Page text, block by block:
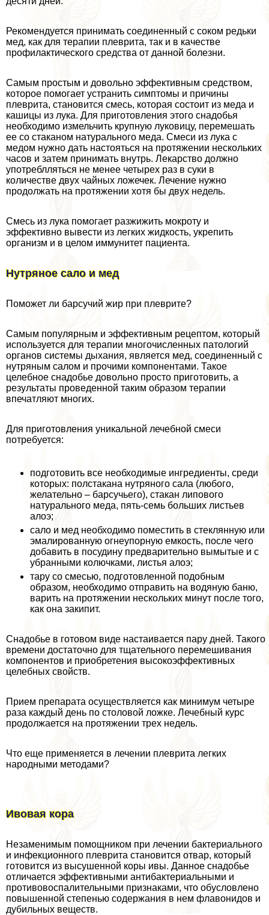
Рекомендуется принимать соединенный с соком редьки
мед, как для терапии плеврита, так и в качестве
профилактического средства от данной болезни.
Самым простым и довольно эффективным средством,
которое помогает устранить симптомы и причины
плеврита, становится смесь, которая состоит из меда и
кашицы из лука. Для приготовления этого снадобья
необходимо измельчить крупную луковицу, перемешать
ее со стаканом натурального меда. Смеси из лука с
медом нужно дать настояться на протяжении нескольких
часов и затем принимать внутрь. Лекарство должно
употрeблляться не менее четырех раз в суки в
количестве двух чайных ложечек. Лечение нужно
продолжать на протяжении хотя бы двух недель.
Смесь из лука помогает разжижить мокроту и
эффективно вывести из легких жидкость, укрепить
организм и в целом иммунитет пациента.
Нутряное сало и мед
Поможет ли барсучий жир при плеврите?
Самым популярным и эффективным рецептом, который
используется для терапии многочисленных патологий
органов системы дыхания, является мед, соединенный с
нутряным салом и прочими компонентами. Такое
целебное снадобье довольно просто приготовить, а
результаты проведенной таким образом терапии
впечатляют многих.
Для приготовления уникальной лечебной смеси
потребуется:
подготовить все необходимые ингредиенты, среди
которых: полстакана нутряного сала (любого,
желательно – барсучьего), стакан липового
натурального меда, пять-семь больших листьев
алоэ;
сало и мед необходимо поместить в стеклянную или
эмалированную огнеупopную емкость, после чего
добавить в посудину предварительно вымытые и с
убранными колючками, листья алоэ;
тару со смесью, подготовленной подобным
образом, необходимо отправить на водяную баню,
варить на протяжении нескольких минут после того,
как она закипит.
Снадобье в готовом виде настаивается пару дней. Такого
времени достаточно для тщательного перемешивания
компонентов и приобретения высокоэффективных
целебных свойств.
Прием препарата осуществляется как минимум четыре
раза каждый день по столовой ложке. Лечебный курс
продолжается на протяжении трех недель.
Что еще применяется в лечении плеврита легких
народными методами?
Ивовая кора
Незаменимым помощником при лечении бактериального
и инфекционного плеврита становится отвар, который
готовится из высушенной коры ивы. Данное снадобье
отличается эффективными антибактериальными и
противовоспалительными признаками, что обусловлено
повышенной степенью содержания в нем флавонидов и
дубильных веществ.